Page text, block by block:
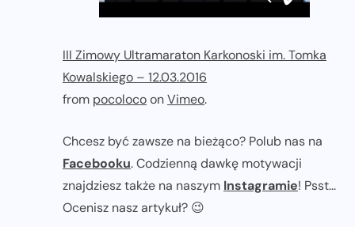
III Zimowy Ultramaraton Karkonoski im. Tomka
Kowalskiego – 12.03.2016
from pocolocoonVimeo.
Chcesz być zawsze na bieżąco? Polub nas na
Facebooku. Codzienną dawkę motywacji
znajdziesz także na naszym Instagramie! Psst...
Ocenisz nasz artykuł? 😉